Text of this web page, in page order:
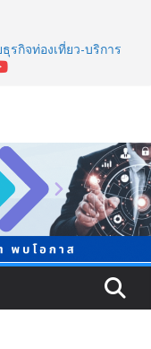
รกิจท่องเที่ยว-บริการ
เชื่อม 4 งานใหญ่
ระเทศ จัดประชุมใหญ่
ทอดวิสัยทัศน์ธุรกิจ
วง
& TESE 2026 พบ
สินค้า ลดใหญ่กว่า
ผนึก
และ FutureCHEM
ลื่อนนวัตกรรม